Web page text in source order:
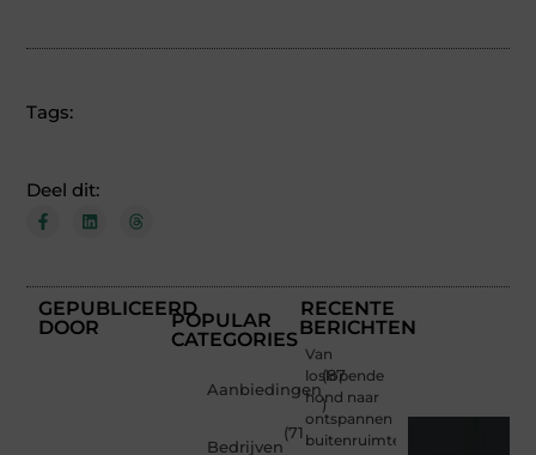
Tags:
Deel dit:
GEPUBLICEERD
DOOR
POPULAR
CATEGORIES
Aanbiedingen
(87
)
Bedrijven
(71
RECENTE
BERICHTEN
Van
loslopende
hond naar
ontspannen
buitenruimte